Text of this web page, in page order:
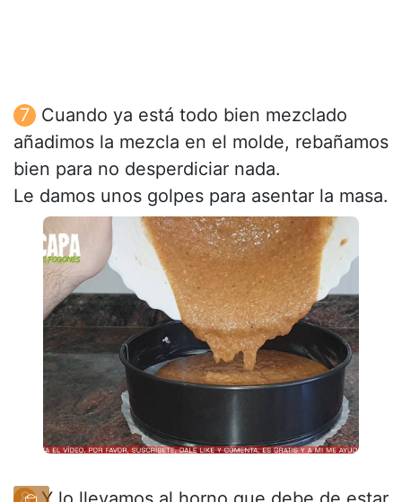
Cuando ya está todo bien mezclado
añadimos la mezcla en el molde, rebañamos
bien para no desperdiciar nada.
Le damos unos golpes para asentar la masa.